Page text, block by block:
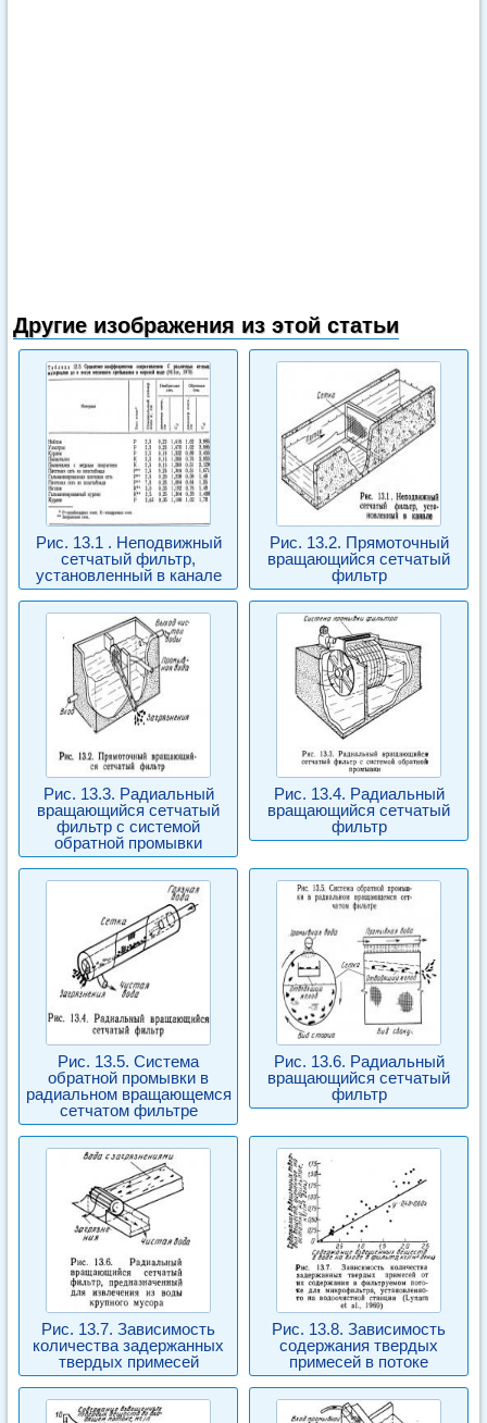
Другие изображения из этой статьи
Рис. 13.1 . Неподвижный
сетчатый фильтр,
установленный в канале
Рис. 13.2. Прямоточный
вращающийся сетчатый
фильтр
Рис. 13.3. Радиальный
вращающийся сетчатый
фильтр с системой
обратной промывки
Рис. 13.4. Радиальный
вращающийся сетчатый
фильтр
Рис. 13.5. Система
обратной промывки в
радиальном вращающемся
сетчатом фильтре
Рис. 13.6. Радиальный
вращающийся сетчатый
фильтр
Рис. 13.7. Зависимость
количества задержанных
твердых примесей
Рис. 13.8. Зависимость
содержания твердых
примесей в потоке